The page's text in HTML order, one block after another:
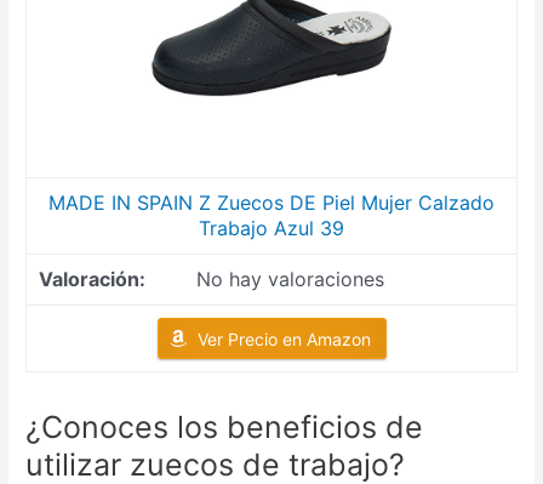
MADE IN SPAIN Z Zuecos DE Piel Mujer Calzado
Trabajo Azul 39
No hay valoraciones
Ver Precio en Amazon
¿Conoces los beneficios de
utilizar zuecos de trabajo?